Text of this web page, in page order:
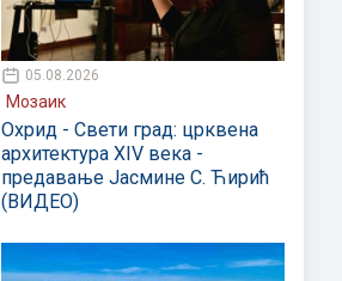
05.08.2026
Мозаик
Охрид - Свети град: црквена
архитектура XIV века -
предавање Јасмине С. Ћирић
(ВИДЕО)